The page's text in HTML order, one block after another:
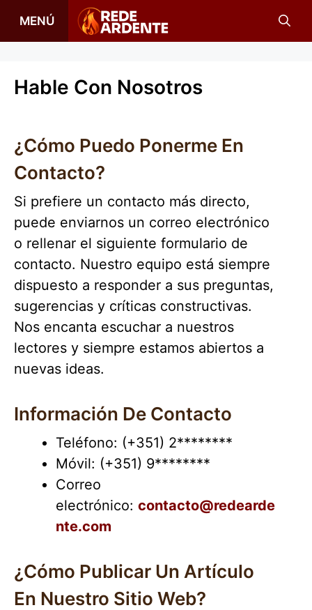
MENÚ
Hable Con Nosotros
¿Cómo Puedo Ponerme En
Contacto?
Si prefiere un contacto más directo,
puede enviarnos un correo electrónico
o rellenar el siguiente formulario de
contacto. Nuestro equipo está siempre
dispuesto a responder a sus preguntas,
sugerencias y críticas constructivas.
Nos encanta escuchar a nuestros
lectores y siempre estamos abiertos a
nuevas ideas.
Información De Contacto
Teléfono: (+351) 2********
Móvil: (+351) 9********
Correo
electrónico: contacto@redearde
nte.com
¿Cómo Publicar Un Artículo
En Nuestro Sitio Web?